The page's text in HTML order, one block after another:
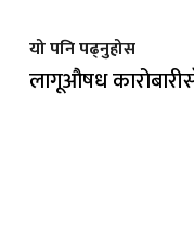
यो पनि पढ्नुहोस
लागूऔषध